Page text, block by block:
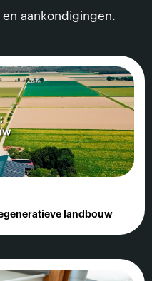
aankondigingen.
landbouw